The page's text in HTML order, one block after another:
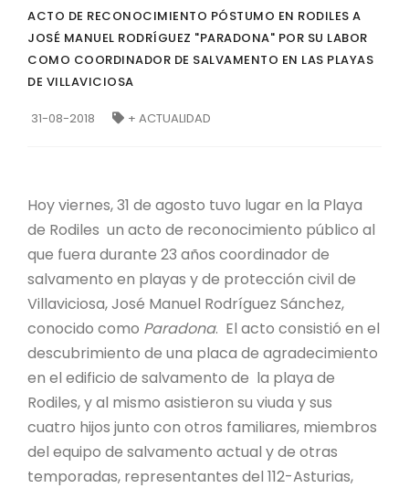
ACTO DE RECONOCIMIENTO PÓSTUMO EN RODILES A
JOSÉ MANUEL RODRÍGUEZ "PARADONA" POR SU LABOR
COMO COORDINADOR DE SALVAMENTO EN LAS PLAYAS
DE VILLAVICIOSA
31-08-2018 + ACTUALIDAD
Hoy viernes, 31 de agosto tuvo lugar en la Playa
de Rodiles un acto de reconocimiento público al
que fuera durante 23 años coordinador de
salvamento en playas y de protección civil de
Villaviciosa, José Manuel Rodríguez Sánchez,
conocido como Paradona. El acto consistió en el
descubrimiento de una placa de agradecimiento
en el edificio de salvamento de la playa de
Rodiles, y al mismo asistieron su viuda y sus
cuatro hijos junto con otros familiares, miembros
del equipo de salvamento actual y de otras
temporadas, representantes del 112-Asturias,